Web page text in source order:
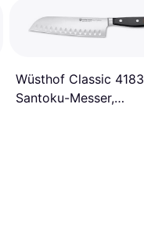
Wüsthof Classic 4183
Santoku-Messer,